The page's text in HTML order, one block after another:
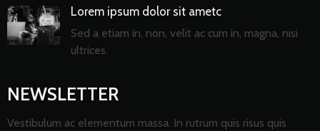
Lorem ipsum dolor sit ametc
Sed a etiam in, non, velit ac cum in, magna, nisi
ultrices.
NEWSLETTER
Vestibulum ac elementum massa. In rutrum quis risus quis